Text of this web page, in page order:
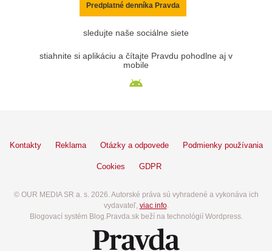
Predplatné denníka Pravda
sledujte naše sociálne siete
stiahnite si aplikáciu a čítajte Pravdu pohodlne aj v
mobile
Kontakty Reklama Otázky a odpovede Podmienky používania
Cookies GDPR
© OUR MEDIA SR a. s. 2026. Autorské práva sú vyhradené a vykonáva ich
vydavateľ, viac info.
Blogovací systém Blog.Pravda.sk beží na technológií Wordpress.